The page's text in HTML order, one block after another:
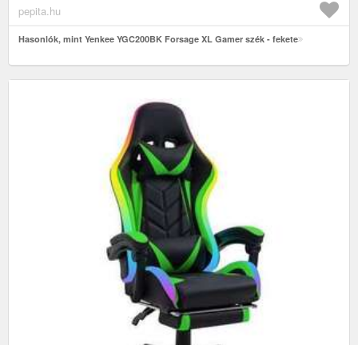
pepita.hu
Hasonlók, mint Yenkee YGC200BK Forsage XL Gamer szék - fekete